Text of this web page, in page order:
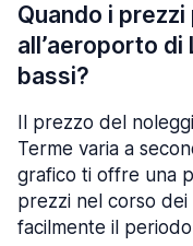
Quando i
all’aeroporto di
bassi?
Il prezzo del
Terme varia a
grafico ti offre una
prezzi nel corso
facilmente il